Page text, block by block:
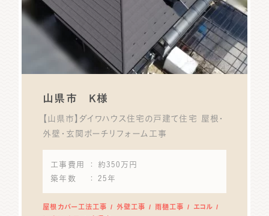
山県市 K様
【山県市】ダイワハウス住宅の戸建て住宅 屋根・
外壁・玄関ポーチリフォーム工事
工事費用
： 約350万円
築年数
： 25年
屋根カバー工法工事 外壁工事 雨樋工事
エコル